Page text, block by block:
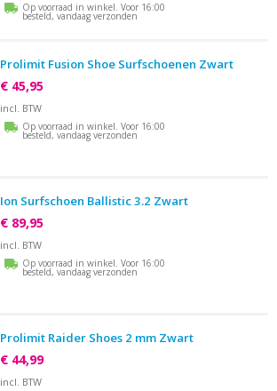
Op voorraad in winkel. Voor 16:00
besteld, vandaag verzonden
Prolimit Fusion Shoe Surfschoenen Zwart
€ 45,95
incl. BTW
Op voorraad in winkel. Voor 16:00
besteld, vandaag verzonden
Ion Surfschoen Ballistic 3.2 Zwart
€ 89,95
incl. BTW
Op voorraad in winkel. Voor 16:00
besteld, vandaag verzonden
Prolimit Raider Shoes 2 mm Zwart
€ 44,99
incl. BTW